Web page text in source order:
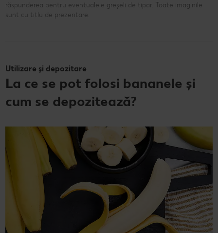
răspunderea pentru eventualele greșeli de tipar. Toate imaginile
sunt cu titlu de prezentare.
Utilizare și depozitare
La ce se pot folosi bananele și
cum se depozitează?